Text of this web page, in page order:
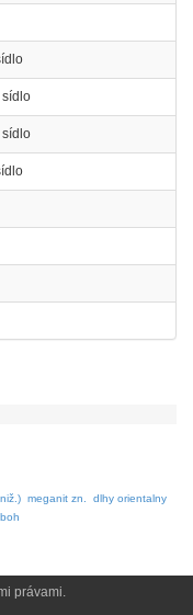
sídlo
sídlo
meganit zn.
dlhy orientalny
právami.